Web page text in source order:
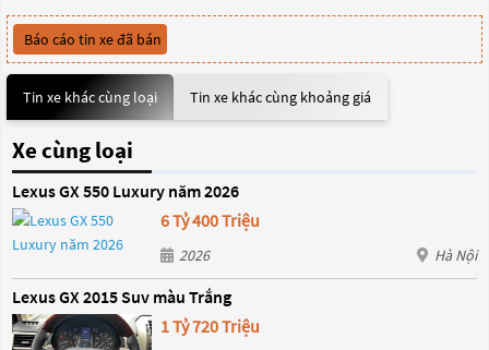
Báo cáo tin xe đã bán
Tin xe khác cùng loại Tin xe khác cùng khoảng giá
Xe cùng loại
Lexus GX 550 Luxury năm 2026
6 Tỷ 400 Triệu
2026 Hà Nội
Lexus GX 2015 Suv màu Trắng
1 Tỷ 720 Triệu